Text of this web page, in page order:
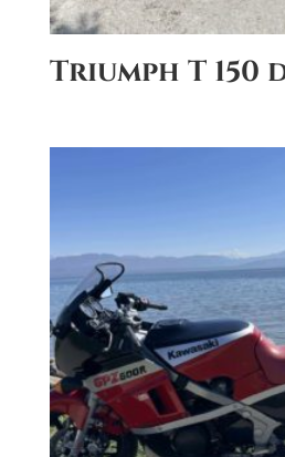
Triumph T 150